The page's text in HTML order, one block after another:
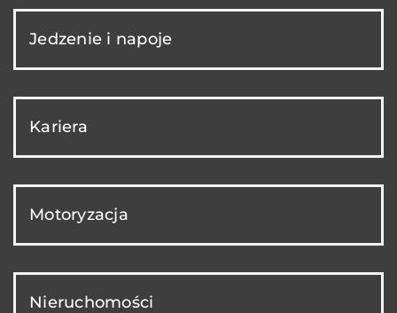
Jedzenie i napoje
Kariera
Motoryzacja
Nieruchomości